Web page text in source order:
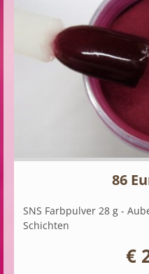
86
SNS Farbpulver 28 g -
Schichten
€